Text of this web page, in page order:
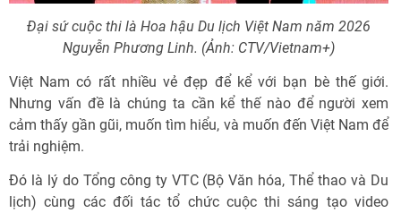
Đại sứ cuộc thi là Hoa hậu Du lịch Việt Nam năm 2026
Nguyễn Phương Linh. (Ảnh: CTV/Vietnam+)
Việt Nam có rất nhiều vẻ đẹp để kể với bạn bè thế giới.
Nhưng vấn đề là chúng ta cần kể thế nào để người xem
cảm thấy gần gũi, muốn tìm hiểu, và muốn đến Việt Nam để
trải nghiệm.
Đó là lý do Tổng công ty VTC (Bộ Văn hóa, Thể thao và Du
lịch) cùng các đối tác tổ chức cuộc thi sáng tạo video